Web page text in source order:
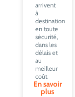
arrivent
à
destination
en toute
sécurité,
dans les
délais et
au
meilleur
coût.
En savoir
plus